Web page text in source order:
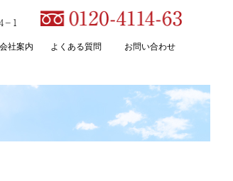
－1
会社案内 よくある質問 お問い合わせ